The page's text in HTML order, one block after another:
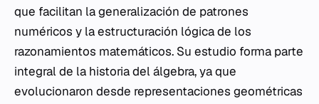
que facilitan la generalización de patrones
numéricos y la estructuración lógica de los
razonamientos matemáticos. Su estudio forma parte
integral de la historia del álgebra, ya que
evolucionaron desde representaciones geométricas